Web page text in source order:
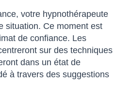
votre hypnothérapeute
situation. Ce moment est
de confiance. Les
sur des techniques
dans un état de
à travers des suggestions